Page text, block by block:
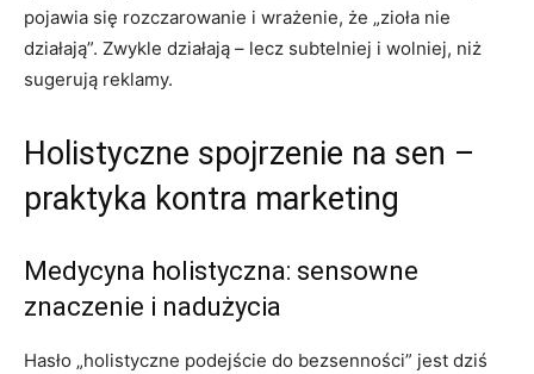
pojawia się rozczarowanie i wrażenie, że „zioła nie
działają”. Zwykle działają – lecz subtelniej i wolniej, niż
sugerują reklamy.
Holistyczne spojrzenie na sen –
praktyka kontra marketing
Medycyna holistyczna: sensowne
znaczenie i nadużycia
Hasło „holistyczne podejście do bezsenności” jest dziś